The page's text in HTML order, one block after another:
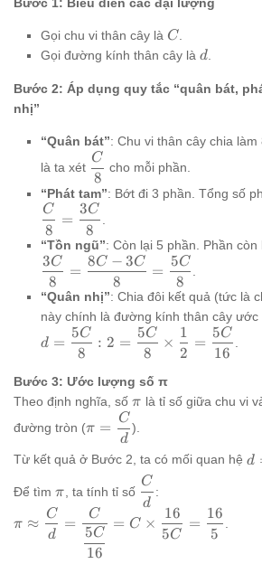
Bước 1: Biểu diễn các đại lượng
Gọi chu vi thân cây là C
C.
Gọi đường kính thân cây là d
d.
Bước 2: Áp dụng quy tắc “quân bát,
nhị”
“Quân bát”: Chu vi thân cây chia
là ta xét \dfrac{C}
{8}
8
C
cho mỗi phần.
“Phát tam”: Bớt đi 3 phần. Tổng số
8
C
=
8
3C
“Tồn ngũ”: Còn lại 5 phần. Phần
8
3C
=
8
8C − 3C
=
8
5C
“Quân nhị”: Chia đôi kết quả (tức là
này chính là đường kính thân cây ước
d =
\dfrac{5C}
{8} : 2 =
\dfrac{5C}
{8} \times
\dfrac{1}
\dfrac{5C}
d =
8
5C
: 2 =
8
5C
×
2
1
=
16
5C
.
Bước 3: Ước lượng số π
Theo định nghĩa, số \pi
π là tỉ số giữa chu vi
đường tròn (\pi =
\dfrac{C}
{d}
π =
d
C
).
Từ kết quả ở Bước 2, ta có mối quan hệ
d =
d
Để tìm \pi
π , ta tính tỉ số \dfrac{C}
{d}
d
C
:
\pi \approx
\dfrac{C}
π ≈
d
C
=
16
5C
C
= C ×
5C
16
=
5
16